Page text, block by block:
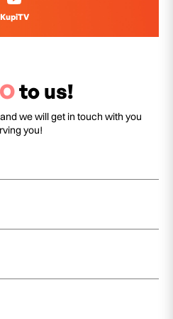
KupiTV
to us!
we will get in touch with you
you!